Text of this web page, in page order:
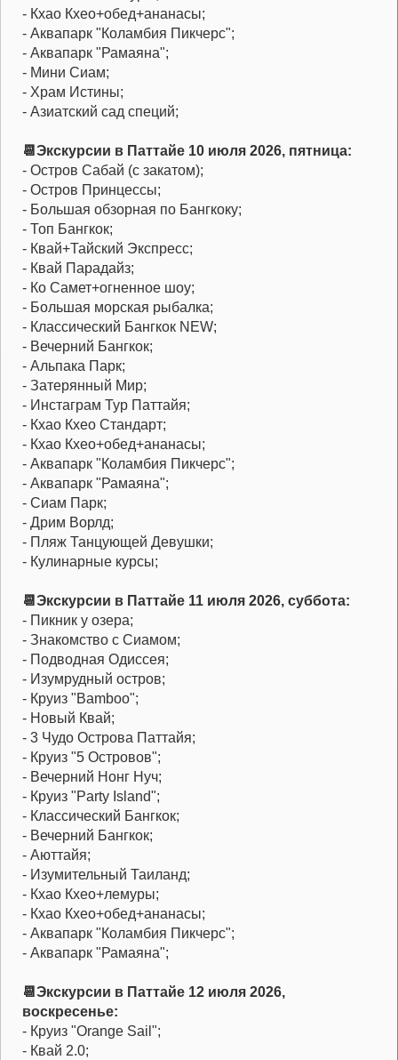
- Кхао Кхео+обед+ананасы;
- Аквапарк "Коламбия Пикчерс";
- Аквапарк "Рамаяна";
- Мини Сиам;
- Храм Истины;
- Азиатский сад специй;
📆Экскурсии в Паттайе 10 июля 2026, пятница:
- Остров Сабай (с закатом);
- Остров Принцессы;
- Большая обзорная по Бангкоку;
- Топ Бангкок;
- Квай+Тайский Экспресс;
- Квай Парадайз;
- Ко Самет+огненное шоу;
- Большая морская рыбалка;
- Классический Бангкок NEW;
- Вечерний Бангкок;
- Альпака Парк;
- Затерянный Мир;
- Инстаграм Тур Паттайя;
- Кхао Кхео Стандарт;
- Кхао Кхео+обед+ананасы;
- Аквапарк "Коламбия Пикчерс";
- Аквапарк "Рамаяна";
- Сиам Парк;
- Дрим Ворлд;
- Пляж Танцующей Девушки;
- Кулинарные курсы;
📆Экскурсии в Паттайе 11 июля 2026, суббота:
- Пикник у озера;
- Знакомство с Сиамом;
- Подводная Одиссея;
- Изумрудный остров;
- Круиз "Bamboo";
- Новый Квай;
- 3 Чудо Острова Паттайя;
- Круиз "5 Островов";
- Вечерний Нонг Нуч;
- Круиз "Party Island";
- Классический Бангкок;
- Вечерний Бангкок;
- Аюттайя;
- Изумительный Таиланд;
- Кхао Кхео+лемуры;
- Кхао Кхео+обед+ананасы;
- Аквапарк "Коламбия Пикчерс";
- Аквапарк "Рамаяна";
📆Экскурсии в Паттайе 12 июля 2026,
воскресенье:
- Круиз "Orange Sail";
- Квай 2.0;